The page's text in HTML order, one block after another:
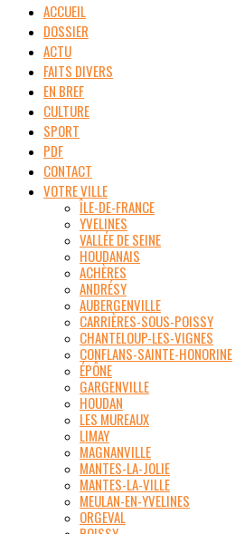
ACCUEIL
DOSSIER
ACTU
FAITS DIVERS
EN BREF
CULTURE
SPORT
PDF
CONTACT
VOTRE VILLE
ÎLE-DE-FRANCE
YVELINES
VALLÉE DE SEINE
HOUDANAIS
ACHÈRES
ANDRÉSY
AUBERGENVILLE
CARRIÈRES-SOUS-POISSY
CHANTELOUP-LES-VIGNES
CONFLANS-SAINTE-HONORINE
ÉPÔNE
GARGENVILLE
HOUDAN
LES MUREAUX
LIMAY
MAGNANVILLE
MANTES-LA-JOLIE
MANTES-LA-VILLE
MEULAN-EN-YVELINES
ORGEVAL